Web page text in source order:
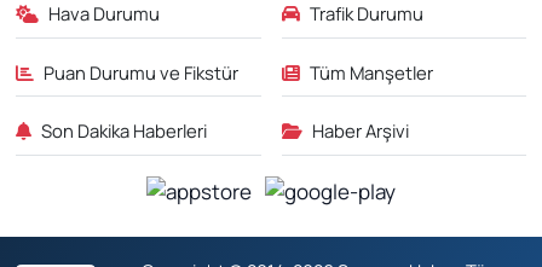
Hava Durumu Trafik Durumu
Puan Durumu ve Fikstür Tüm Manşetler
Son Dakika Haberleri Haber Arşivi